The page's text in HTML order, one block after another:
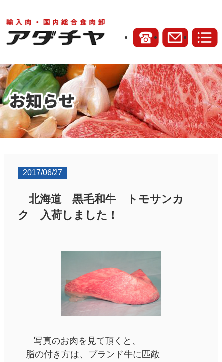
2017/06/27
北海道 黒毛和牛 トモサンカ
ク 入荷しました！
写真のお肉を見て頂くと、
脂の付き方は、ブランド牛に匹敵